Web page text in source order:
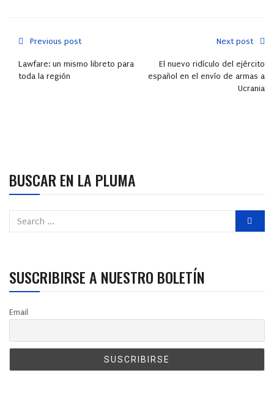
Previous post
Lawfare: un mismo libreto para
toda la región
Next post
El nuevo ridículo del ejército
español en el envío de armas a
Ucrania
BUSCAR EN LA PLUMA
SUSCRIBIRSE A NUESTRO BOLETÍN
Email